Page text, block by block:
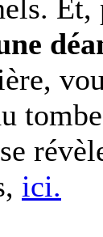
Et,
ici.